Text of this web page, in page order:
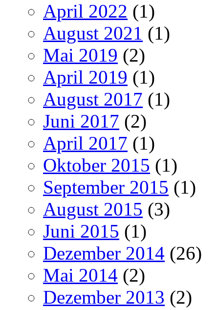
April 2022 (1)
August 2021 (1)
Mai 2019 (2)
April 2019 (1)
August 2017 (1)
Juni 2017 (2)
April 2017 (1)
Oktober 2015 (1)
September 2015 (1)
August 2015 (3)
Juni 2015 (1)
Dezember 2014 (26)
Mai 2014 (2)
Dezember 2013 (2)